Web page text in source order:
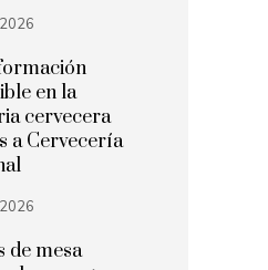
en la
cervecera
a Cervecería
de mesa